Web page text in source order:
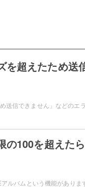
を超えたため送
の100を超えた